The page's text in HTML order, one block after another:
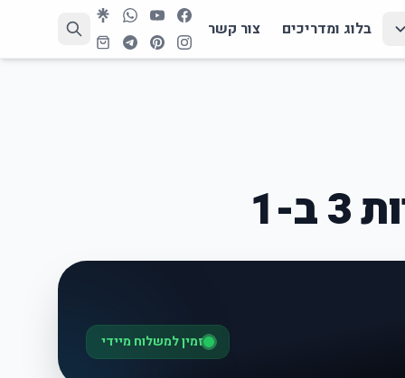
בלוג ומדריכים צור קשר
1
זמין למשלוח מיידי